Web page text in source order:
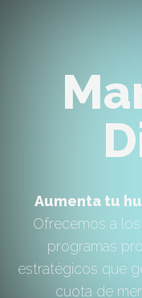
Aumenta tu
Ofrecemos a
programas
estratégicos que
cuota de